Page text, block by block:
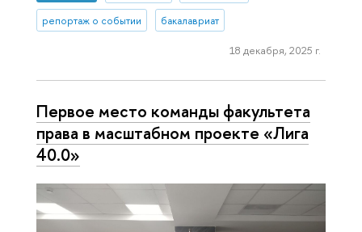
репортаж о событии бакалавриат
18 декабря, 2025 г.
Первое место команды факультета
права в масштабном проекте «Лига
40.0»